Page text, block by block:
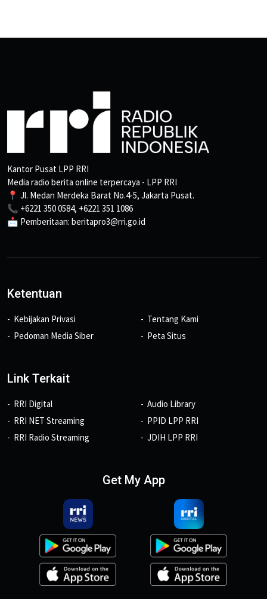
Kantor Pusat LPP RRI
Media radio berita online terpercaya - LPP RRI
📍 Jl. Medan Merdeka Barat No.4-5, Jakarta Pusat.
📞 +6221 350 0584, +6221 351 1086
📩 Pemberitaan: beritapro3@rri.go.id
Ketentuan
Kebijakan Privasi
Pedoman Media Siber
Tentang Kami
Peta Situs
Link Terkait
RRI Digital
RRI NET Streaming
RRI Radio Streaming
Audio Library
PPID LPP RRI
JDIH LPP RRI
Get My App